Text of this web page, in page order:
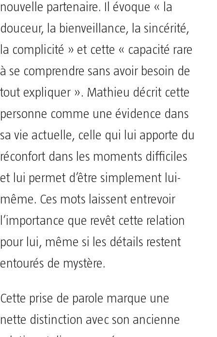
nouvelle partenaire. Il évoque « la
douceur, la bienveillance, la sincérité,
la complicité » et cette « capacité rare
à se comprendre sans avoir besoin de
tout expliquer ». Mathieu décrit cette
personne comme une évidence dans
sa vie actuelle, celle qui lui apporte du
réconfort dans les moments difficiles
et lui permet d’être simplement lui-
même. Ces mots laissent entrevoir
l’importance que revêt cette relation
pour lui, même si les détails restent
entourés de mystère.
Cette prise de parole marque une
nette distinction avec son ancienne